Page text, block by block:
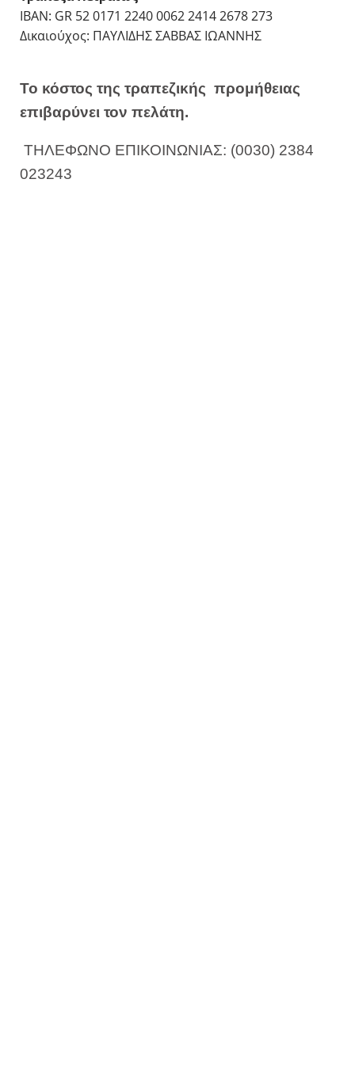
IBAN: GR 52 0171 2240 0062 2414 2678 273
Δικαιούχος: ΠΑΥΛΙΔΗΣ ΣΑΒΒΑΣ ΙΩΑΝΝΗΣ
Το κόστος της τραπεζικής προμήθειας
επιβαρύνει τον πελάτη.
ΤΗΛΕΦΩΝΟ ΕΠΙΚΟΙΝΩΝΙΑΣ: (0030) 2384
023243